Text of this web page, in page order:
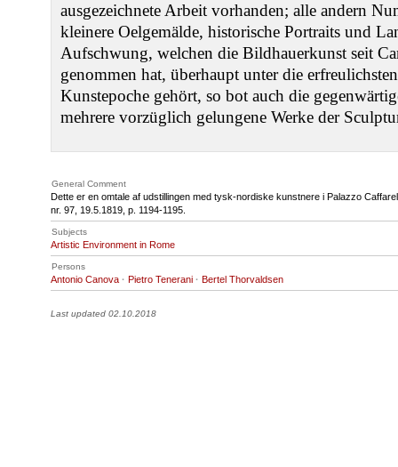
ausgezeichnete Arbeit vorhanden; alle andern
kleinere Oelgemälde, historische Portraits und
Aufschwung, welchen die Bildhauerkunst seit
genommen hat, überhaupt unter die
Kunstepoche gehört, so bot auch die
mehrere vorzüglich gelungene Werke der
General Comment
Dette er en omtale af udstillingen med tysk-nordiske kunstnere i Palazzo
nr. 97, 19.5.1819, p. 1194-1195.
Subjects
Artistic Environment in Rome
Persons
Antonio Canova · Pietro Tenerani · Bertel Thorvaldsen
Last updated 02.10.2018